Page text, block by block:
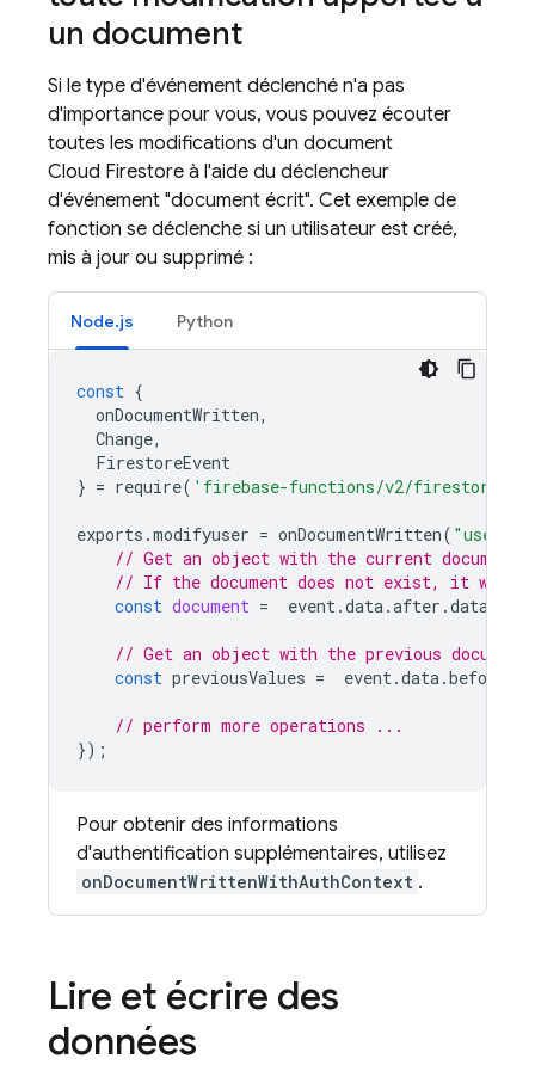
un document
Si le type d'événement déclenché n'a pas
d'importance pour vous, vous pouvez écouter
toutes les modifications d'un document
Cloud Firestore à l'aide du déclencheur
d'événement "document écrit". Cet exemple de
fonction se déclenche si un utilisateur est créé,
mis à jour ou supprimé :
Node.js Python
const {
onDocumentWritten,
Change,
FirestoreEvent
} = require( 'firebase-functions/v2/firestore'
exports .modifyuser = onDocumentWritten( "users/
// Get an object with the current document
// If the document does not exist, it was
const document = event.data.after .data
// Get an object with the previous document
const previousValues = event.data.before
// perform more operations ...
});
Pour obtenir des informations
d'authentification supplémentaires, utilisez
onDocumentWrittenWithAuthContext .
Lire et écrire des
données